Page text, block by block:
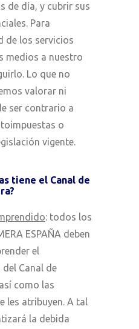
de día, y cubrir sus
Para
de los servicios
medios a nuestro
Lo que no
valorar ni
ser contrario a
o
vigente.
tiene el Canal de
: todos los
ESPAÑA deben
el
Canal de
como las
les atribuyen. A tal
la debida